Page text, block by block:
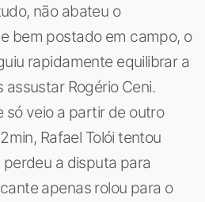
não abateu o
bem postado em campo, o
rapidamente equilibrar a
Rogério Ceni.
só veio a partir de outro
Rafael Tolói tentou
a disputa para
apenas rolou para o